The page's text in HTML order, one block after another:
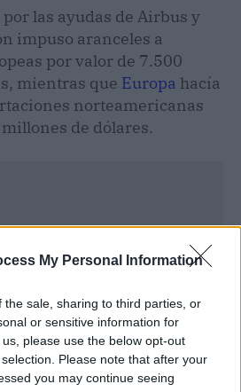
My Personal Information
the sale, sharing to third parties, or
or sensitive information for
please use the below opt-out
Please note that after your
you may continue seeing
las ayudas de Airbus y
impuso aranceles a
por valor de 7.500
mientras que Europa hacía
norteamericanas
de dólares.